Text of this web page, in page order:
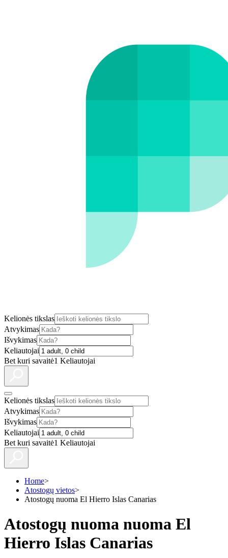
Kelionės tikslas
Atvykimas
Išvykimas
Keliautojai
Bet kuri savaitė1 Keliautojai
Kelionės tikslas
Atvykimas
Išvykimas
Keliautojai
Bet kuri savaitė1 Keliautojai
Home>
Atostogų vietos>
Atostogų nuoma El Hierro Islas Canarias
Atostogų nuoma nuoma El
Hierro Islas Canarias